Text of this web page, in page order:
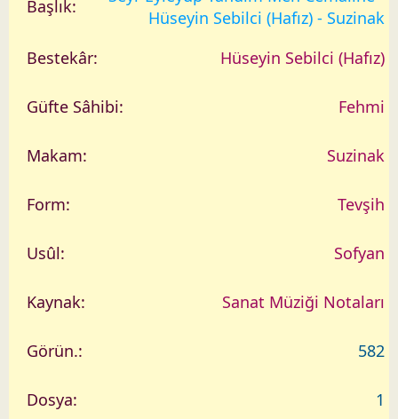
Hüseyin Sebilci (Hafız) - Suzinak
Hüseyin Sebilci (Hafız)
Fehmi
Suzinak
Tevşih
Sofyan
Sanat Müziği Notaları
582
1